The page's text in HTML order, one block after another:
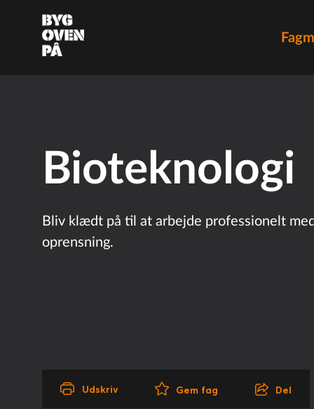
Bioteknologi
Bliv klædt på til at arbejde professionelt
oprensning.
Udskriv Del
Gem fag